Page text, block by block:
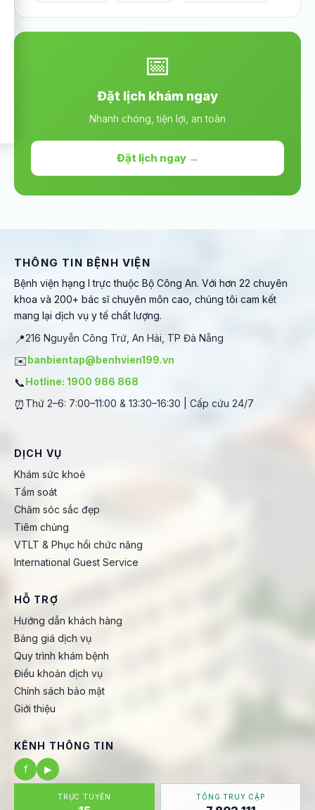
📅
Đặt lịch khám ngay
Nhanh chóng, tiện lợi, an toàn
Đặt lịch ngay →
THÔNG TIN BỆNH VIỆN
Bệnh viện hạng I trực thuộc Bộ Công An. Với hơn 22 chuyên
khoa và 200+ bác sĩ chuyên môn cao, chúng tôi cam kết
mang lại dịch vụ y tế chất lượng.
📍216 Nguyễn Công Trứ, An Hải, TP Đà Nẵng
✉️banbientap@benhvien199.vn
📞Hotline: 1900 986 868
⏰ Thứ 2–6: 7:00–11:00 & 13:30–16:30 | Cấp cứu 24/7
DỊCH VỤ
Khám sức khoẻ
Tầm soát
Chăm sóc sắc đẹp
Tiêm chủng
VTLT & Phục hồi chức năng
International Guest Service
HỖ TRỢ
Hướng dẫn khách hàng
Bảng giá dịch vụ
Quy trình khám bệnh
Điều khoản dịch vụ
Chính sách bảo mật
Giới thiệu
KÊNH THÔNG TIN
f
▶
TRỰC TUYẾN TỔNG TRUY CẬP